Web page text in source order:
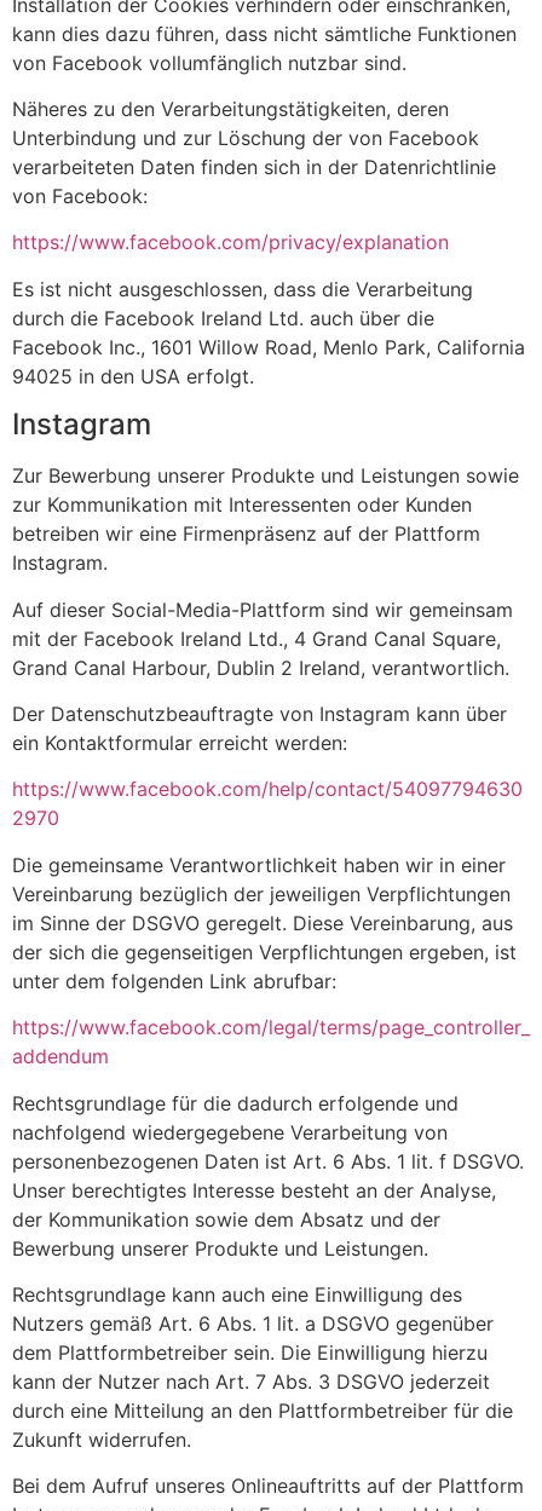
kann dies dazu führen, dass nicht sämtliche Funktionen
von Facebook vollumfänglich nutzbar sind.
Näheres zu den Verarbeitungstätigkeiten, deren
Unterbindung und zur Löschung der von Facebook
verarbeiteten Daten finden sich in der Datenrichtlinie
von Facebook:
https://www.facebook.com/privacy/explanation
Es ist nicht ausgeschlossen, dass die Verarbeitung
durch die Facebook Ireland Ltd. auch über die
Facebook Inc., 1601 Willow Road, Menlo Park, California
94025 in den USA erfolgt.
Instagram
Zur Bewerbung unserer Produkte und Leistungen sowie
zur Kommunikation mit Interessenten oder Kunden
betreiben wir eine Firmenpräsenz auf der Plattform
Instagram.
Auf dieser Social-Media-Plattform sind wir gemeinsam
mit der Facebook Ireland Ltd., 4 Grand Canal Square,
Grand Canal Harbour, Dublin 2 Ireland, verantwortlich.
Der Datenschutzbeauftragte von Instagram kann über
ein Kontaktformular erreicht werden:
https://www.facebook.com/help/contact/54097794630
2970
Die gemeinsame Verantwortlichkeit haben wir in einer
Vereinbarung bezüglich der jeweiligen Verpflichtungen
im Sinne der DSGVO geregelt. Diese Vereinbarung, aus
der sich die gegenseitigen Verpflichtungen ergeben, ist
unter dem folgenden Link abrufbar:
https://www.facebook.com/legal/terms/page_controller_
addendum
Rechtsgrundlage für die dadurch erfolgende und
nachfolgend wiedergegebene Verarbeitung von
personenbezogenen Daten ist Art. 6 Abs. 1 lit. f DSGVO.
Unser berechtigtes Interesse besteht an der Analyse,
der Kommunikation sowie dem Absatz und der
Bewerbung unserer Produkte und Leistungen.
Rechtsgrundlage kann auch eine Einwilligung des
Nutzers gemäß Art. 6 Abs. 1 lit. a DSGVO gegenüber
dem Plattformbetreiber sein. Die Einwilligung hierzu
kann der Nutzer nach Art. 7 Abs. 3 DSGVO jederzeit
durch eine Mitteilung an den Plattformbetreiber für die
Zukunft widerrufen.
Bei dem Aufruf unseres Onlineauftritts auf der Plattform